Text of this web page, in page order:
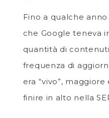
Fino a qualche
che Google teneva
quantità di
frequenza di
era “vivo”,
finire in alto nella